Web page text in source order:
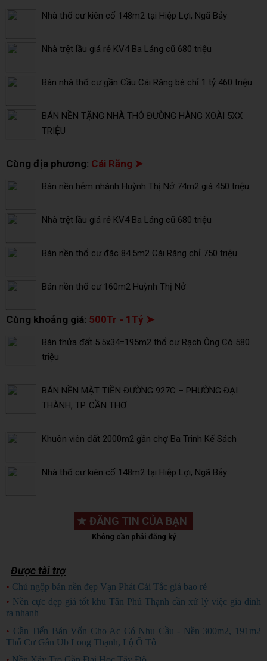
Nhà thổ cư kiên cố 148m2 tại Hiệp Lợi, Ngã Bảy
Nhà trệt lầu giá rẻ KV4 Ba Láng cũ 680 triệu
Bán nhà thổ cư gần Cầu Cái Răng bé chỉ 1 tỷ 460 triệu
BÁN NỀN TẶNG NHÀ THÔ ĐƯỜNG HÀNG XOÀI 5XX
TRIỆU
Cùng địa phương: Cái Răng ➤
Bán nền hẻm nhánh Huỳnh Thị Nở 74m2 giá 450 triệu
Nhà trệt lầu giá rẻ KV4 Ba Láng cũ 680 triệu
Bán nền thổ cư đặc 84.5m2 Cái Răng chỉ 750 triệu
Bán nền thổ cư 160m2 Huỳnh Thị Nở
Cùng khoảng giá: 500Tr - 1Tỷ ➤
Bán thửa đất 5.5x34=195m2 thổ cư Rạch Ông Cò 580
triệu
BÁN NỀN MẶT TIỀN ĐƯỜNG 927C – PHƯỜNG ĐẠI
THÀNH, TP. CẦN THƠ
Khuôn viên đất 2000m2 gần chợ Ba Trinh Kế Sách
Nhà thổ cư kiên cố 148m2 tại Hiệp Lợi, Ngã Bảy
★ ĐĂNG TIN CỦA BẠN
Không cần phải đăng ký
Được tài trợ
• Chủ ngộp bán nền đẹp Vạn Phát Cái Tắc giá bao rẻ
• Nền cực đẹp giá tốt khu Tân Phú Thạnh cần xử lý việc gia đình
ra nhanh
• Cần Tiển Bán Vốn Cho Ac Có Nhu Cầu - Nền 300m2, 191m2
Thổ Cư Gần Ub Long Thạnh, Lộ Ô Tô